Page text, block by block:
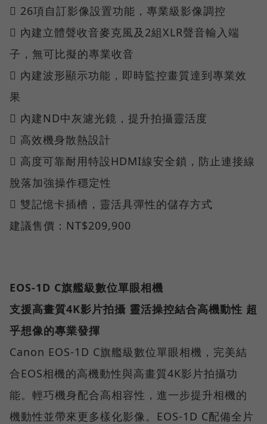
 26項自訂影像設置功能，專業級影像調控
 內建立體聲收音麥克風及2組XLR聲音輸入端
子，無可比擬的專業收音
 內建波形顯示功能，即時監控畫質達到專業效
果
 內建ND中灰濾光鏡，提升拍攝靈活度
 高效機身散熱設計
 高度可靠耐用特設HDMI線安全鎖，防止連接線
脫落加強操作穩定性
 雙記憶卡插槽，靈活具彈性的儲存方式
建議售價：NT$209,900
EOS-1D C旗艦級數位單眼相機
支援高畫質4K影片拍攝 靈活操控結合高機動性 超
乎想像的專業發揮
Canon EOS-1D C旗艦級數位單眼相機，完美結
合EOS相機的高機動性與高畫質4K影片拍攝功
能。輕巧機身配合高相容性，進一步提升相機的
機動性並帶來更多樣化影像。EOS-1D C配備全片